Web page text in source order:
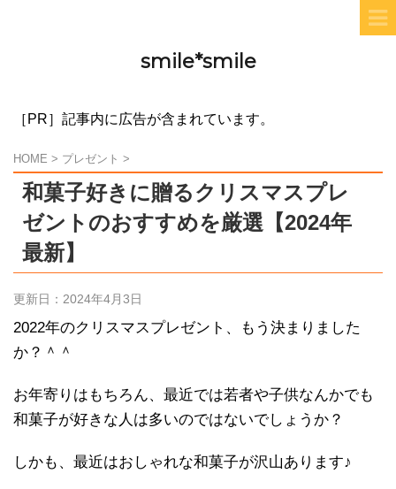
smile*smile
［PR］記事内に広告が含まれています。
HOME > プレゼント >
和菓子好きに贈るクリスマスプレ
ゼントのおすすめを厳選【2024年
最新】
更新日： 2024年4月3日
2022年のクリスマスプレゼント、もう決まりました
か？＾＾
お年寄りはもちろん、最近では若者や子供なんかでも
和菓子が好きな人は多いのではないでしょうか？
しかも、最近はおしゃれな和菓子が沢山あります♪